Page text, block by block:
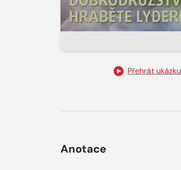
Přehrát ukázku
Anotace